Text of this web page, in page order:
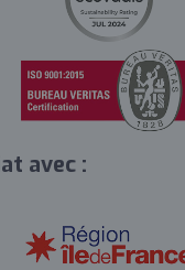
avec :